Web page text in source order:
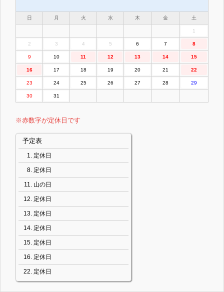
日 月 火 水 木 金 土
1
2 3 4 5 6 7 8
9 10 11 12 13 14 15
16 17 18 19 20 21 22
23 24 25 26 27 28 29
30 31
※赤数字が定休日です
予定表
定休日
定休日
山の日
定休日
定休日
定休日
定休日
定休日
定休日